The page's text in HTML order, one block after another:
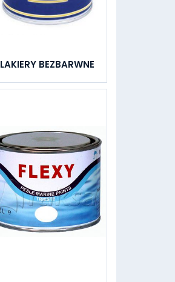
LAKIERY BEZBARWNE